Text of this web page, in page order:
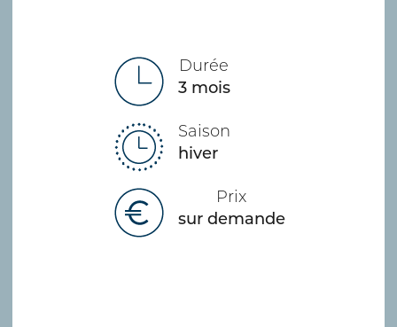
Durée
3 mois
Saison
hiver
Prix
sur demande